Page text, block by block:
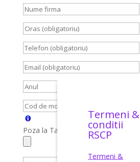
Poza la Talon, Carte Identitate, Brief
Termeni &
conditii
RSCP
Termeni &